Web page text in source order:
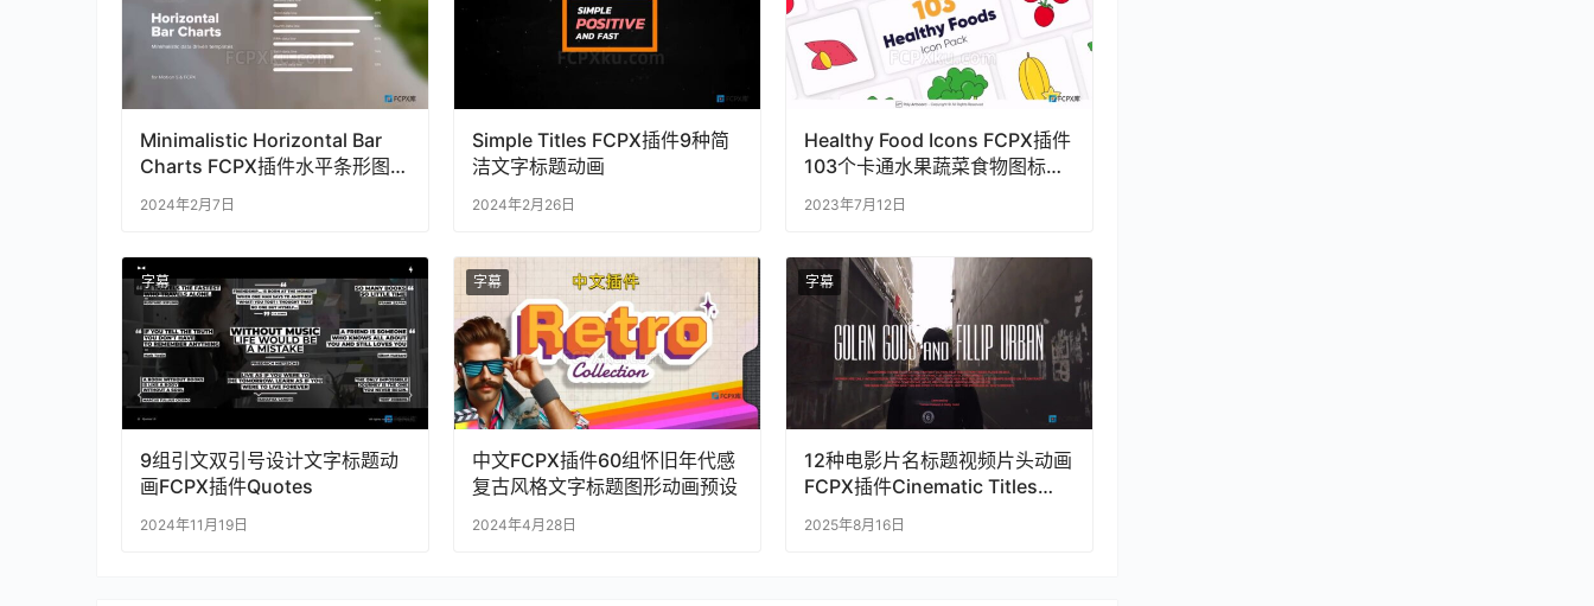
Minimalistic Horizontal Bar
Charts FCPX插件水平条形图信
息图表动画
2024年2月7日
Simple Titles FCPX插件9种简
洁文字标题动画
2024年2月26日
Healthy Food Icons FCPX插件
103个卡通水果蔬菜食物图标动
2023年7月12日
字幕
9组引文双引号设计文字标题动
画FCPX插件Quotes
2024年11月19日
字幕
中文FCPX插件60组怀旧年代感
复古风格文字标题图形动画预设
2024年4月28日
字幕
12种电影片名标题视频片头动画
FCPX插件Cinematic Titles
Pack
2025年8月16日